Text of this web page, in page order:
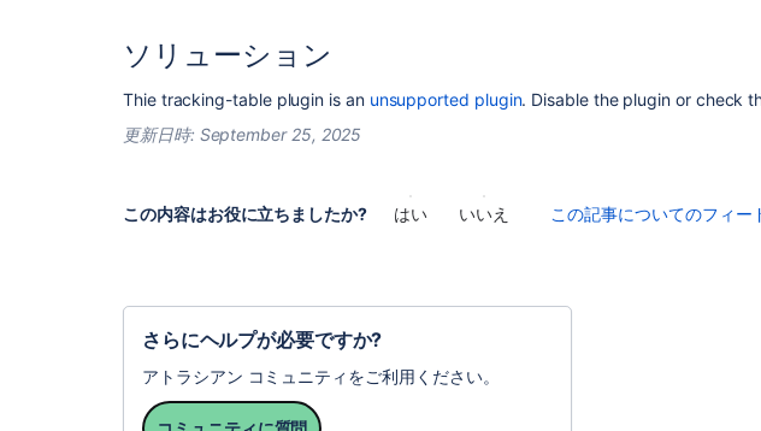
ソリューション
Thie tracking-table plugin is an unsupported plugin. Disable the plugin or check
更新日時: September 25, 2025
この内容はお役に立ちましたか? はい いいえ この記事についてのフィー
さらにヘルプが必要ですか?
アトラシアン コミュニティをご利用ください。